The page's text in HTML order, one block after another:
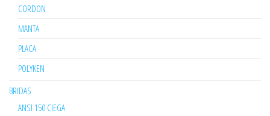
CORDON
MANTA
PLACA
POLYKEN
BRIDAS
ANSI 150 CIEGA